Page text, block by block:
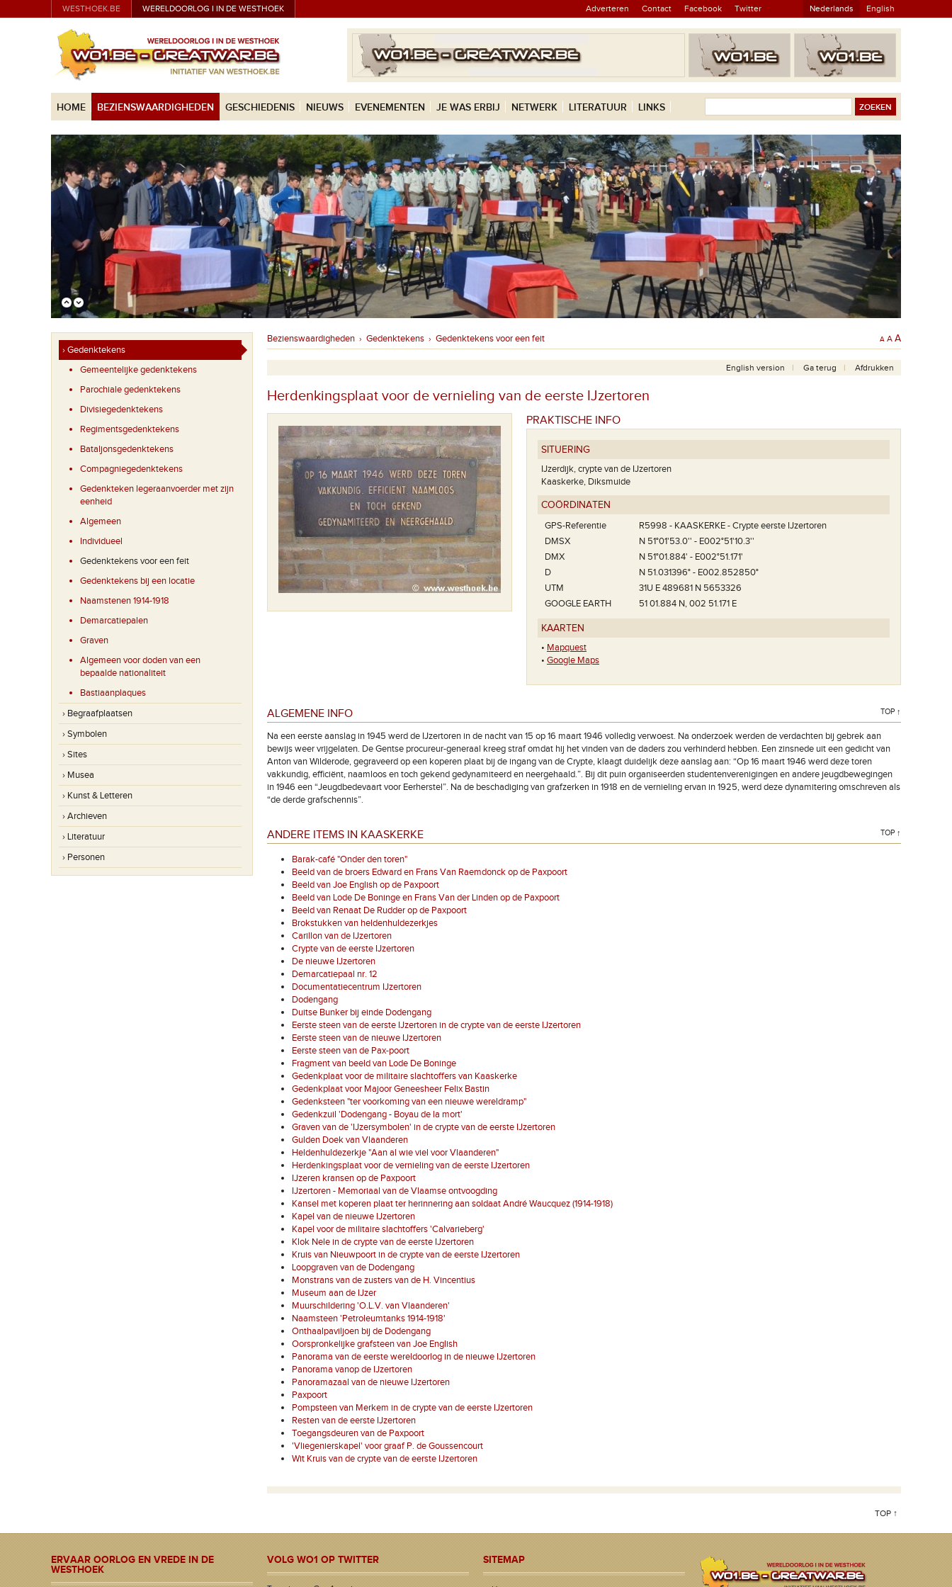
WESTHOEK.BE WERELDOORLOG I IN DE WESTHOEK Adverteren Contact Facebook Twitter Nederlands English
HOME BEZIENSWAARDIGHEDEN GESCHIEDENIS NIEUWS EVENEMENTEN JE WAS ERBIJ NETWERK LITERATUUR LINKS
› Gedenktekens
Gemeentelijke gedenktekens
Parochiale gedenktekens
Divisiegedenktekens
Regimentsgedenktekens
Bataljonsgedenktekens
Compagniegedenktekens
Gedenkteken legeraanvoerder met zijn
eenheid
Algemeen
Individueel
Gedenktekens voor een feit
Gedenktekens bij een locatie
Naamstenen 1914-1918
Demarcatiepalen
Graven
Algemeen voor doden van een
bepaalde nationaliteit
Bastiaanplaques
› Begraafplaatsen
› Symbolen
› Sites
› Musea
› Kunst & Letteren
› Archieven
› Literatuur
› Personen
Bezienswaardigheden › Gedenktekens › Gedenktekens voor een feit A A A
English version Ga terug Afdrukken
Herdenkingsplaat voor de vernieling van de eerste IJzertoren
PRAKTISCHE INFO
SITUERING
IJzerdijk, crypte van de IJzertoren
Kaaskerke, Diksmuide
COÖRDINATEN
GPS-Referentie
R5998 - KAASKERKE - Crypte eerste IJzertoren
DMSX
N 51°01'53.0'' - E002°51'10.3''
DMX
N 51°01.884' - E002°51.171'
D
N 51.031396° - E002.852850°
UTM
31U E 489681 N 5653326
GOOGLE EARTH
51 01.884 N, 002 51.171 E
KAARTEN
• Mapquest
• Google Maps
ALGEMENE INFO TOP ↑
Na een eerste aanslag in 1945 werd de IJzertoren in de nacht van 15 op 16 maart 1946 volledig verwoest. Na onderzoek werden de verdachten bij gebrek aan
bewijs weer vrijgelaten. De Gentse procureur-generaal kreeg straf omdat hij het vinden van de daders zou verhinderd hebben. Een zinsnede uit een gedicht van
Anton van Wilderode, gegraveerd op een koperen plaat bij de ingang van de Crypte, klaagt duidelijk deze aanslag aan: “Op 16 maart 1946 werd deze toren
vakkundig, efficiënt, naamloos en toch gekend gedynamiteerd en neergehaald.”. Bij dit puin organiseerden studentenverenigingen en andere jeugdbewegingen
in 1946 een “Jeugdbedevaart voor Eerherstel”. Na de beschadiging van grafzerken in 1918 en de vernieling ervan in 1925, werd deze dynamitering omschreven als
“de derde grafschennis”.
ANDERE ITEMS IN KAASKERKE TOP ↑
Barak-café "Onder den toren"
Beeld van de broers Edward en Frans Van Raemdonck op de Paxpoort
Beeld van Joe English op de Paxpoort
Beeld van Lode De Boninge en Frans Van der Linden op de Paxpoort
Beeld van Renaat De Rudder op de Paxpoort
Brokstukken van heldenhuldezerkjes
Carillon van de IJzertoren
Crypte van de eerste IJzertoren
De nieuwe IJzertoren
Demarcatiepaal nr. 12
Documentatiecentrum IJzertoren
Dodengang
Duitse Bunker bij einde Dodengang
Eerste steen van de eerste IJzertoren in de crypte van de eerste IJzertoren
Eerste steen van de nieuwe IJzertoren
Eerste steen van de Pax-poort
Fragment van beeld van Lode De Boninge
Gedenkplaat voor de militaire slachtoffers van Kaaskerke
Gedenkplaat voor Majoor Geneesheer Felix Bastin
Gedenksteen "ter voorkoming van een nieuwe wereldramp"
Gedenkzuil 'Dodengang - Boyau de la mort'
Graven van de 'IJzersymbolen' in de crypte van de eerste IJzertoren
Gulden Doek van Vlaanderen
Heldenhuldezerkje "Aan al wie viel voor Vlaanderen"
Herdenkingsplaat voor de vernieling van de eerste IJzertoren
IJzeren kransen op de Paxpoort
IJzertoren - Memoriaal van de Vlaamse ontvoogding
Kansel met koperen plaat ter herinnering aan soldaat André Waucquez (1914-1918)
Kapel van de nieuwe IJzertoren
Kapel voor de militaire slachtoffers 'Calvarieberg'
Klok Nele in de crypte van de eerste IJzertoren
Kruis van Nieuwpoort in de crypte van de eerste IJzertoren
Loopgraven van de Dodengang
Monstrans van de zusters van de H. Vincentius
Museum aan de IJzer
Muurschildering 'O.L.V. van Vlaanderen'
Naamsteen 'Petroleumtanks 1914-1918'
Onthaalpaviljoen bij de Dodengang
Oorspronkelijke grafsteen van Joe English
Panorama van de eerste wereldoorlog in de nieuwe IJzertoren
Panorama vanop de IJzertoren
Panoramazaal van de nieuwe IJzertoren
Paxpoort
Pompsteen van Merkem in de crypte van de eerste IJzertoren
Resten van de eerste IJzertoren
Toegangsdeuren van de Paxpoort
'Vliegenierskapel' voor graaf P. de Goussencourt
Wit Kruis van de crypte van de eerste IJzertoren
TOP ↑
ERVAAR OORLOG EN VREDE IN DE
WESTHOEK
VOLG WO1 OP TWITTER SITEMAP